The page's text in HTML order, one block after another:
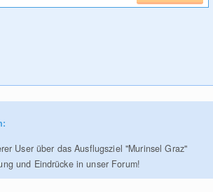
User über das Ausflugsziel "Murinsel Graz"
und Eindrücke in unser Forum!